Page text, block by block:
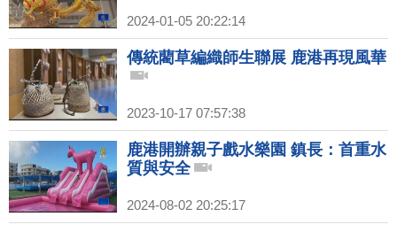
2024-01-05 20:22:14
傳統藺草編織師生聯展 鹿港再現風華
2023-10-17 07:57:38
鹿港開辦親子戲水樂園 鎮長：首重水
質與安全
2024-08-02 20:25:17